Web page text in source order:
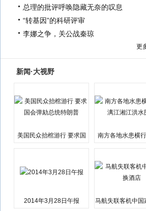
总理的批评呼唤隐藏无奈的叹息
“转基因”的科研评审
李娜之争，关公战秦琼
更
新闻·大视野
美国民众抬棺游行 要求国
南方各地水患横
2014年3月28日午报
马航失联客机中国